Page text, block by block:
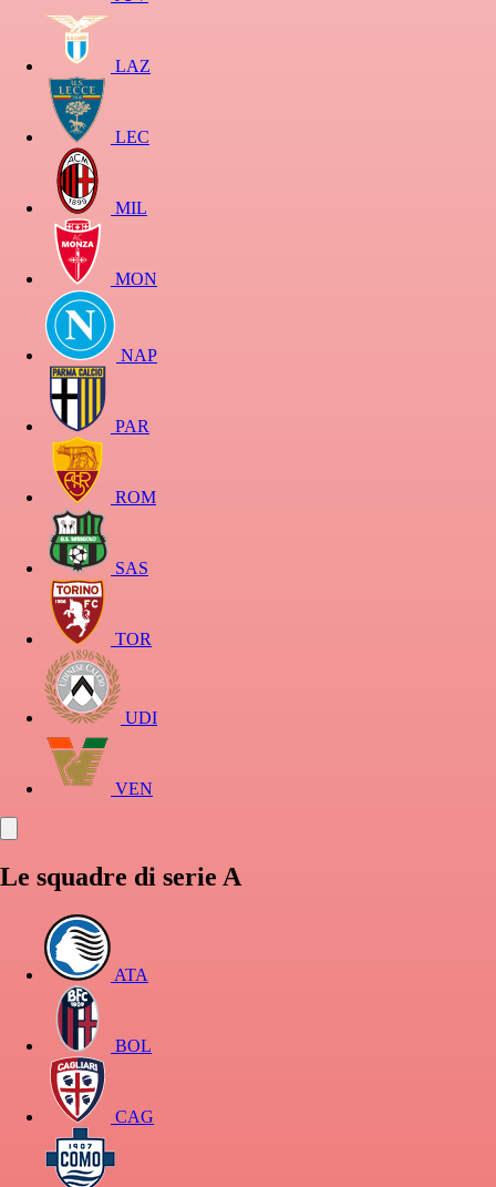
LAZ
LEC
MIL
MON
NAP
PAR
ROM
SAS
TOR
UDI
VEN
Le squadre di serie A
ATA
BOL
CAG